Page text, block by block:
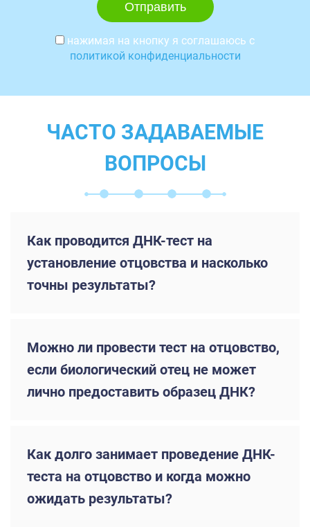
нажимая на кнопку я соглашаюсь с
политикой конфиденциальности
ЧАСТО ЗАДАВАЕМЫЕ
ВОПРОСЫ
Как проводится ДНК-тест на
установление отцовства и насколько
точны результаты?
Можно ли провести тест на отцовство,
если биологический отец не может
лично предоставить образец ДНК?
Как долго занимает проведение ДНК-
теста на отцовство и когда можно
ожидать результаты?